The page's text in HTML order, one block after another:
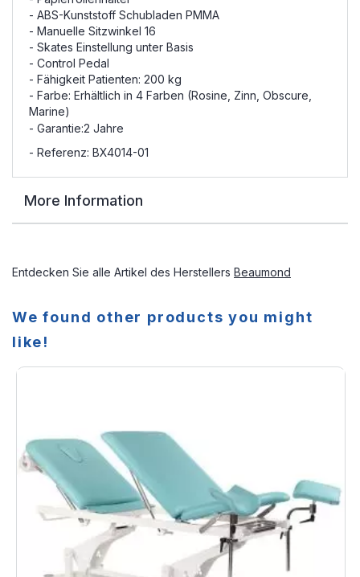
- ABS-Kunststoff Schubladen PMMA
- Manuelle Sitzwinkel 16
- Skates Einstellung unter Basis
- Control Pedal
- Fähigkeit Patienten: 200 kg
- Farbe: Erhältlich in 4 Farben (Rosine, Zinn, Obscure,
Marine)
- Garantie:2 Jahre
- Referenz: BX4014-01
More Information
Entdecken Sie alle Artikel des Herstellers Beaumond
We found other products you might
like!